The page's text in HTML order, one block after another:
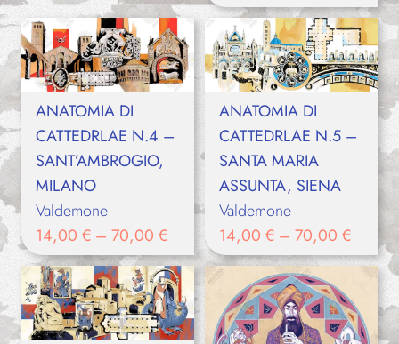
ANATOMIA DI
CATTEDRLAE N.4 –
SANT’AMBROGIO,
MILANO
Valdemone
14,00 € – 70,00 €
ANATOMIA DI
CATTEDRLAE N.5 –
SANTA MARIA
ASSUNTA, SIENA
Valdemone
14,00 € – 70,00 €